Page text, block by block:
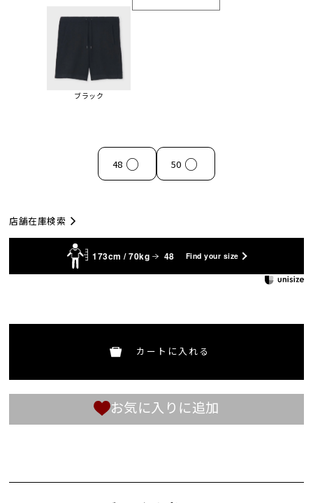
ブラック
48 ○ 50 ○
店舗在庫検索
173cm / 70kg 48 Find your size
カートに入れる
お気に入りに追加